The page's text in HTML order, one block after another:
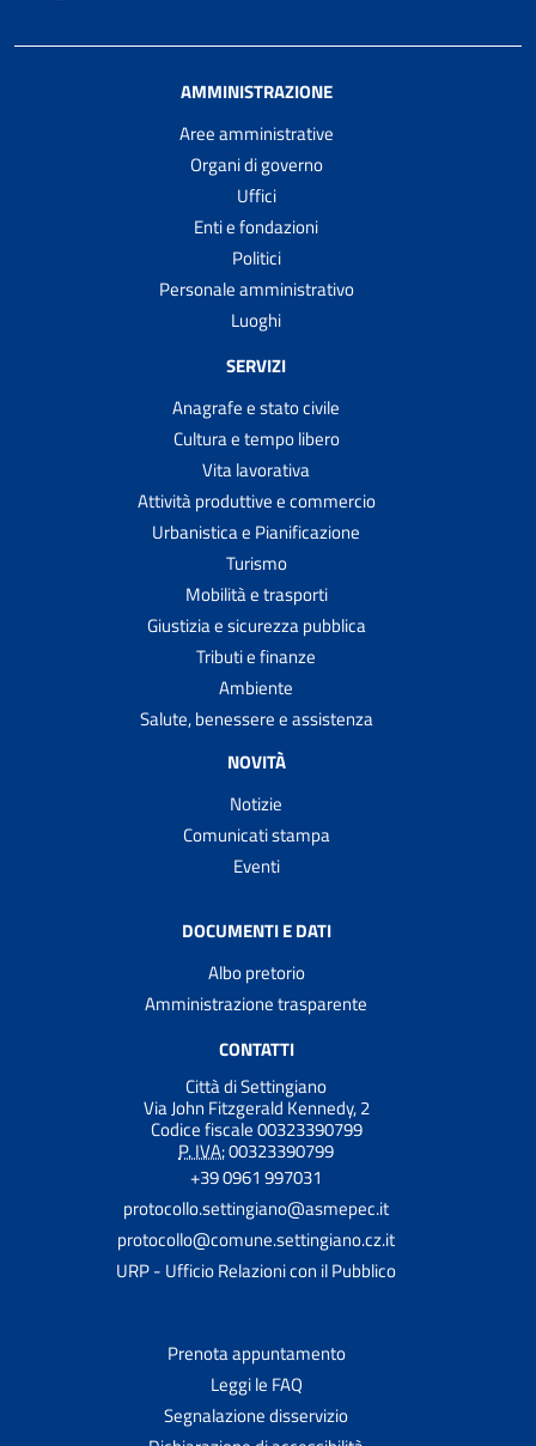
AMMINISTRAZIONE
Aree amministrative
Organi di governo
Uffici
Enti e fondazioni
Politici
Personale amministrativo
Luoghi
SERVIZI
Anagrafe e stato civile
Cultura e tempo libero
Vita lavorativa
Attività produttive e commercio
Urbanistica e Pianificazione
Turismo
Mobilità e trasporti
Giustizia e sicurezza pubblica
Tributi e finanze
Ambiente
Salute, benessere e assistenza
NOVITÀ
Notizie
Comunicati stampa
Eventi
DOCUMENTI E DATI
Albo pretorio
Amministrazione trasparente
CONTATTI
Città di Settingiano
Via John Fitzgerald Kennedy, 2
Codice fiscale 00323390799
P. IVA:00323390799
+39 0961 997031
protocollo.settingiano@asmepec.it
protocollo@comune.settingiano.cz.it
URP - Ufficio Relazioni con il Pubblico
Prenota appuntamento
Leggi le FAQ
Segnalazione disservizio